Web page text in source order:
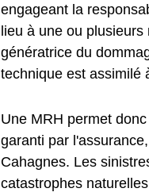
engageant la
lieu à une ou
génératrice du
technique est assimilé
Une MRH permet
garanti par
Cahagnes. Les
catastrophes